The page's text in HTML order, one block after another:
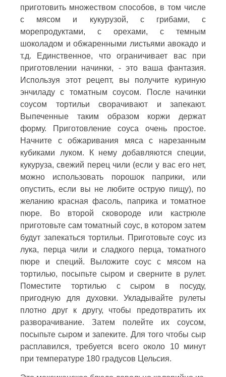
приготовить множеством способов, в том числе
с мясом и кукурузой, с грибами, с
морепродуктами, с орехами, с темным
шоколадом и обжаренными листьями авокадо и
т.д. Единственное, что ограничивает вас при
приготовлении начинки, - это ваша фантазия.
Используя этот рецепт, вы получите куриную
энчиладу с томатным соусом. После начинки
соусом тортильи сворачивают и запекают.
Выпеченные таким образом коржи держат
форму. Приготовление соуса очень простое.
Начните с обжаривания мяса с нарезанным
кубиками луком. К нему добавляются специи,
кукуруза, свежий перец чили (если у вас его нет,
можно использовать порошок паприки, или
опустить, если вы не любите острую пищу), по
желанию красная фасоль, паприка и томатное
пюре. Во второй сковороде или кастрюле
приготовьте сам томатный соус, в котором затем
будут запекаться тортильи. Приготовьте соус из
лука, перца чили и сладкого перца, томатного
пюре и специй. Выложите соус с мясом на
тортилью, посыпьте сыром и сверните в рулет.
Поместите тортилью с сыром в посуду,
пригодную для духовки. Укладывайте рулеты
плотно друг к другу, чтобы предотвратить их
разворачивание. Затем полейте их соусом,
посыпьте сыром и запеките. Для того чтобы сыр
расплавился, требуется всего около 10 минут
при температуре 180 градусов Цельсия.